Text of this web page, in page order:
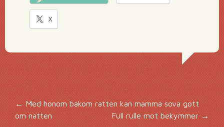
X
Inläggsnavigering
←Med honom bakom ratten kan mamma sova gott
om natten
Full rulle mot bekymmer →